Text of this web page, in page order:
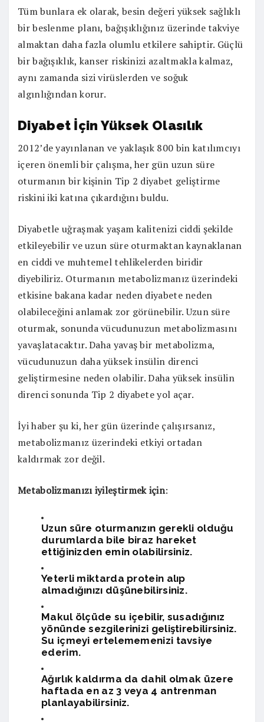
Tüm bunlara ek olarak, besin değeri yüksek sağlıklı
bir beslenme planı, bağışıklığınız üzerinde takviye
almaktan daha fazla olumlu etkilere sahiptir. Güçlü
bir bağışıklık, kanser riskinizi azaltmakla kalmaz,
aynı zamanda sizi virüslerden ve soğuk
algınlığından korur.
Diyabet İçin Yüksek Olasılık
2012’de yayınlanan ve yaklaşık 800 bin katılımcıyı
içeren önemli bir çalışma, her gün uzun süre
oturmanın bir kişinin Tip 2 diyabet geliştirme
riskini iki katına çıkardığını buldu.
Diyabetle uğraşmak yaşam kalitenizi ciddi şekilde
etkileyebilir ve uzun süre oturmaktan kaynaklanan
en ciddi ve muhtemel tehlikelerden biridir
diyebiliriz. Oturmanın metabolizmanız üzerindeki
etkisine bakana kadar neden diyabete neden
olabileceğini anlamak zor görünebilir. Uzun süre
oturmak, sonunda vücudunuzun metabolizmasını
yavaşlatacaktır. Daha yavaş bir metabolizma,
vücudunuzun daha yüksek insülin direnci
geliştirmesine neden olabilir. Daha yüksek insülin
direnci sonunda Tip 2 diyabete yol açar.
İyi haber şu ki, her gün üzerinde çalışırsanız,
metabolizmanız üzerindeki etkiyi ortadan
kaldırmak zor değil.
Metabolizmanızı iyileştirmek için:
Uzun süre oturmanızın gerekli olduğu
durumlarda bile biraz hareket
ettiğinizden emin olabilirsiniz.
Yeterli miktarda protein alıp
almadığınızı düşünebilirsiniz.
Makul ölçüde su içebilir, susadığınız
yönünde sezgilerinizi geliştirebilirsiniz.
Su içmeyi ertelememenizi tavsiye
ederim.
Ağırlık kaldırma da dahil olmak üzere
haftada en az 3 veya 4 antrenman
planlayabilirsiniz.